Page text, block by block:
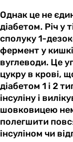
Однак це не
діабетом. Річ у
сполуку 1-
фермент у
вуглеводи. Це
цукру в крові,
діабетом 1 і 2
інсуліну і
шовковицею
полегшити
інсуліном чи